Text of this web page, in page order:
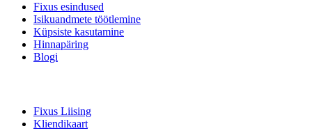
Fixus esindused
Isikuandmete töötlemine
Küpsiste kasutamine
Hinnapäring
Blogi
Fixus Liising
Kliendikaart